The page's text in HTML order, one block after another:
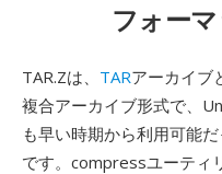
フォー
TAR.Zは、 TARアーカイブ
複合アーカイブ形式で、
も早い時期から利用可能
です。compressユーティ